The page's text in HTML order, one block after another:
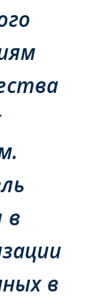
в
в